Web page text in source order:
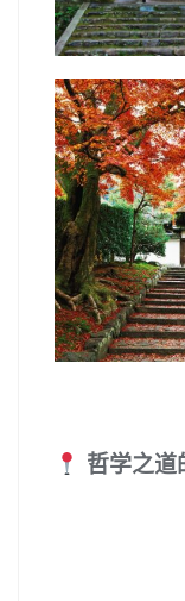
哲学之道